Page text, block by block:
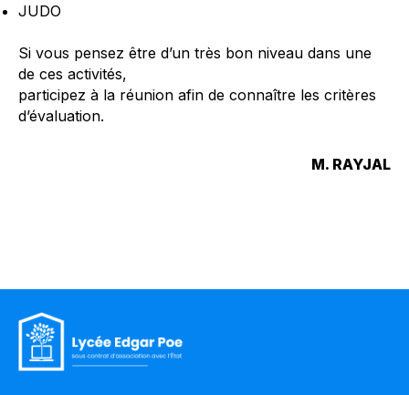
JUDO
Si vous pensez être d’un très bon niveau dans une
de ces activités,
participez à la réunion afin de connaître les critères
d’évaluation.
M. RAYJAL